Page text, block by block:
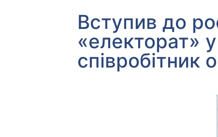
Вступив до
«електорат»
співробітник